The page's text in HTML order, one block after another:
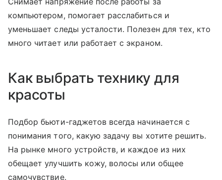
компьютером, помогает расслабиться и
уменьшает следы усталости. Полезен для тех, кто
много читает или работает с экраном.
Как выбрать технику для
красоты
Подбор бьюти-гаджетов всегда начинается с
понимания того, какую задачу вы хотите решить.
На рынке много устройств, и каждое из них
обещает улучшить кожу, волосы или общее
самочувствие.